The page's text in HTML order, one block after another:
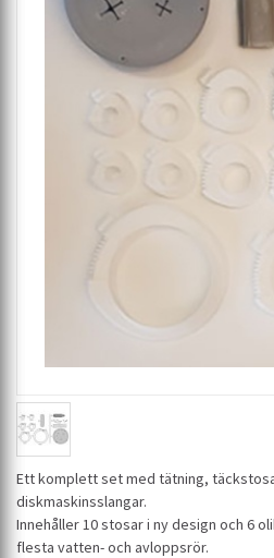
Ett komplett set med tätning,
diskmaskinsslangar.
Innehåller 10 stosar i ny design och 6
flesta vatten- och avloppsrör.